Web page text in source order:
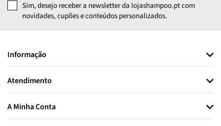
Sim, desejo receber a newsletter da lojashampoo.pt com
novidades, cupões e conteúdos personalizados.
Informação
Atendimento
A Minha Conta